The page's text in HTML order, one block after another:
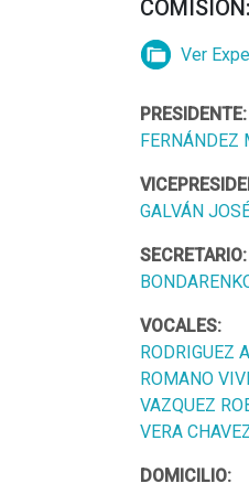
Ver
PRESIDENTE:
FERNÁNDEZ
GALVÁN
SECRETARIO:
VOCALES:
RODRIGUEZ
ROMANO
VAZQUEZ
VERA
DOMICILIO: